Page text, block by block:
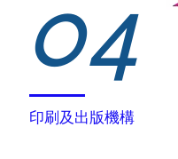
印刷及出版機構
04